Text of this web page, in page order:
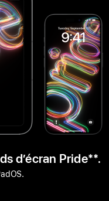
d’écran Pridenote
**.